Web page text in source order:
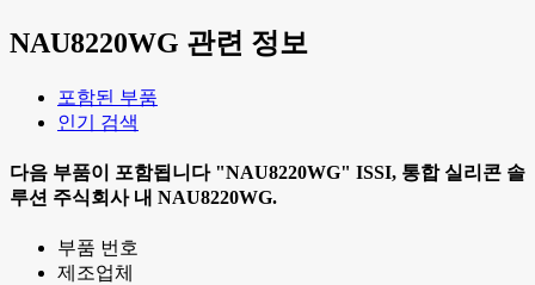
NAU8220WG 관련 정보
포함된 부품
인기 검색
다음 부품이 포함됩니다"NAU8220WG" ISSI, 통합 실리콘 솔
루션 주식회사 내 NAU8220WG.
부품 번호
제조업체